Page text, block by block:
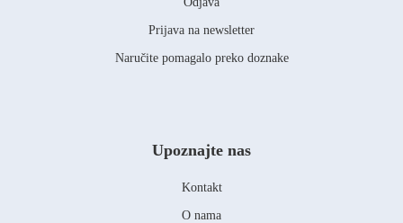
Prijava na newsletter
Naručite pomagalo preko doznake
Upoznajte nas
Kontakt
O nama